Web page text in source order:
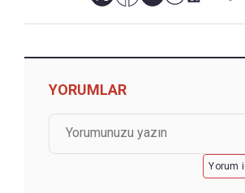
YORUMLAR
Yorum